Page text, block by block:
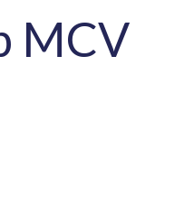
MCV